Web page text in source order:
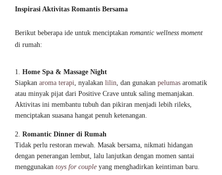
Inspirasi Aktivitas Romantis Bersama
Berikut beberapa ide untuk menciptakan romantic wellness moment
di rumah:
Home Spa & Massage Night
Siapkan aroma terapi, nyalakan lilin, dan gunakan pelumas aromatik
atau minyak pijat dari Positive Crave untuk saling memanjakan.
Aktivitas ini membantu tubuh dan pikiran menjadi lebih rileks,
menciptakan suasana hangat penuh ketenangan.
Romantic Dinner di Rumah
Tidak perlu restoran mewah. Masak bersama, nikmati hidangan
dengan penerangan lembut, lalu lanjutkan dengan momen santai
menggunakan toys for couple yang menghadirkan keintiman baru.